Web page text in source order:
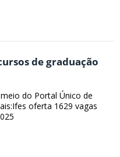
de graduação
do Portal Único de
oferta 1629 vagas